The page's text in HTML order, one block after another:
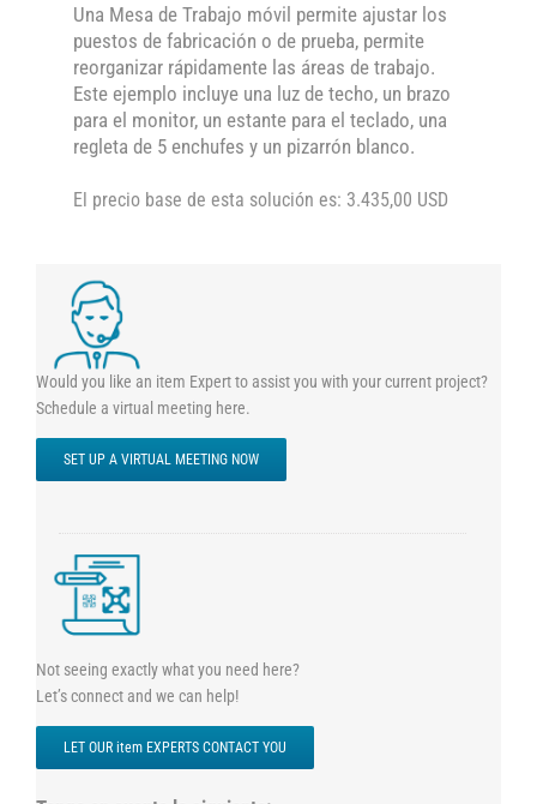
Una Mesa de Trabajo móvil permite ajustar los
puestos de fabricación o de prueba, permite
reorganizar rápidamente las áreas de trabajo.
Este ejemplo incluye una luz de techo, un brazo
para el monitor, un estante para el teclado, una
regleta de 5 enchufes y un pizarrón blanco.
El precio base de esta solución es: 3.435,00 USD
Would you like an item Expert to assist you with your current project?
Schedule a virtual meeting here.
SET UP A VIRTUAL MEETING NOW
Not seeing exactly what you need here?
Let’s connect and we can help!
LET OUR item EXPERTS CONTACT YOU